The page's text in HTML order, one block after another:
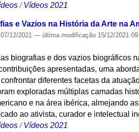
/Vídeos 2021
e Vazios na História da Arte na
07/12/2021— última modificação 15/12/2021
biografias e dos vazios biográficos
apresentadas, uma
diferentes facetas da
exploradas múltiplas camadas
e na área ibérica, almejando
ao ativista, curador e intelectual
/Vídeos 2021